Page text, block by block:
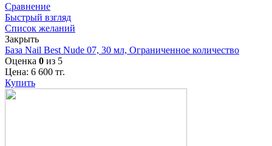
Сравнение
Быстрый взгляд
Список желаний
Закрыть
База Nail Best Nude 07, 30 мл, Ограниченное количество
Оценка 0 из 5
Цена: 6 600 тг.
Купить